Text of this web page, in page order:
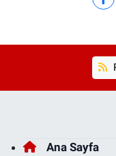
Ana Sayfa